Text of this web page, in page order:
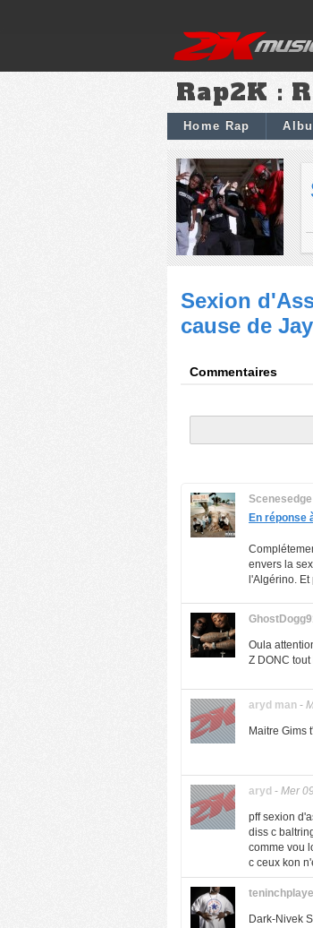
Rap2K :
Home Rap
Sexion
cause de
Commentaires
Scenesedge
En réponse
envers la
l'Algérino.
Oula
Z DONC tout
aryd man -
Maitre Gims
aryd - Mer
pff sexion
diss c
comme vou
c ceux kon
Dark-Nivek